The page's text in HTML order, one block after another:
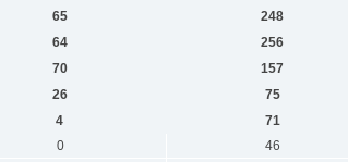
65 248
64 256
70 157
26 75
4 71
0 46